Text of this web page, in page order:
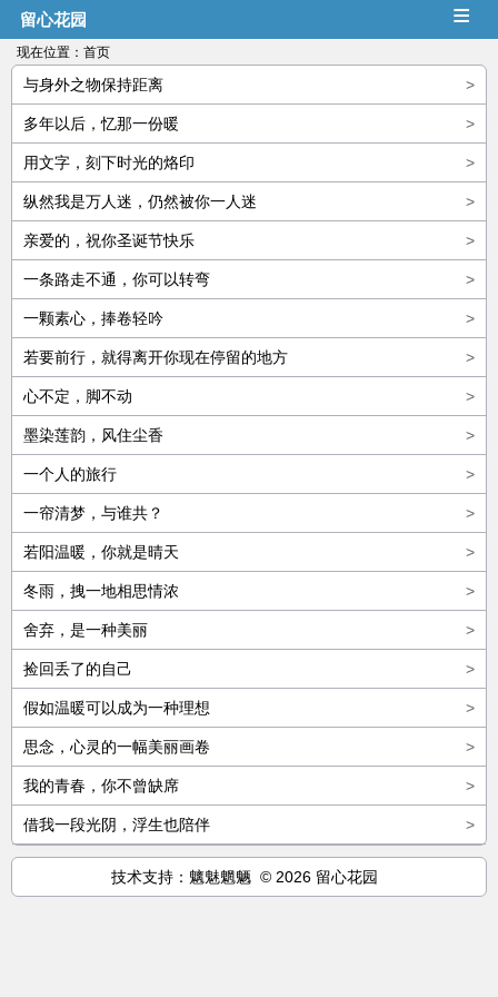
留心花园 ≡
现在位置： 首页
>
与身外之物保持距离
>
多年以后，忆那一份暖
>
用文字，刻下时光的烙印
>
纵然我是万人迷，仍然被你一人迷
>
亲爱的，祝你圣诞节快乐
>
一条路走不通，你可以转弯
>
一颗素心，捧卷轻吟
>
若要前行，就得离开你现在停留的地方
>
心不定，脚不动
>
墨染莲韵，风住尘香
>
一个人的旅行
>
一帘清梦，与谁共？
>
若阳温暖，你就是晴天
>
冬雨，拽一地相思情浓
>
舍弃，是一种美丽
>
捡回丢了的自己
>
假如温暖可以成为一种理想
>
思念，心灵的一幅美丽画卷
>
我的青春，你不曾缺席
>
借我一段光阴，浮生也陪伴
技术支持：魑魅魍魉 © 2026 留心花园